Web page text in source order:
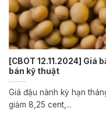
[CBOT 12.11.2024] Giá
bán kỹ thuật
Giá đậu nành kỳ hạn
giảm 8,25 cent,...